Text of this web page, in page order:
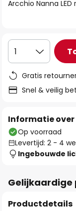
gallerij
Arcchio Nanna
1
Gratis
Snel & veilig
Informatie
Op voorraad
Levertijd: 2 - 4
Ingebouwde
Gelijkaardige
Productdetails